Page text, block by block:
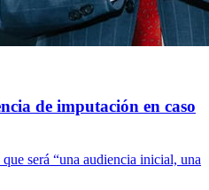
de imputación en caso
será “una audiencia inicial, una